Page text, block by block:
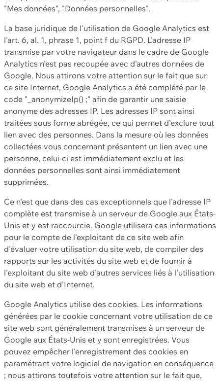
"Mes données", "Données personnelles".
La base juridique de l'utilisation de Google Analytics est
l'art. 6, al. 1, phrase 1, point f du RGPD. L'adresse IP
transmise par votre navigateur dans le cadre de Google
Analytics n'est pas recoupée avec d'autres données de
Google. Nous attirons votre attention sur le fait que sur
ce site Internet, Google Analytics a été complété par le
code "_anonymizeIp() ;" afin de garantir une saisie
anonyme des adresses IP. Les adresses IP sont ainsi
traitées sous forme abrégée, ce qui permet d'exclure tout
lien avec des personnes. Dans la mesure où les données
collectées vous concernant présentent un lien avec une
personne, celui-ci est immédiatement exclu et les
données personnelles sont ainsi immédiatement
supprimées.
Ce n'est que dans des cas exceptionnels que l'adresse IP
complète est transmise à un serveur de Google aux États-
Unis et y est raccourcie. Google utilisera ces informations
pour le compte de l'exploitant de ce site web afin
d'évaluer votre utilisation du site web, de compiler des
rapports sur les activités du site web et de fournir à
l'exploitant du site web d'autres services liés à l'utilisation
du site web et d'Internet.
Google Analytics utilise des cookies. Les informations
générées par le cookie concernant votre utilisation de ce
site web sont généralement transmises à un serveur de
Google aux États-Unis et y sont enregistrées. Vous
pouvez empêcher l'enregistrement des cookies en
paramétrant votre logiciel de navigation en conséquence
; nous attirons toutefois votre attention sur le fait que,